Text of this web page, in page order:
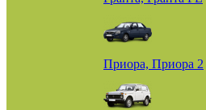
Приора, Приора 2